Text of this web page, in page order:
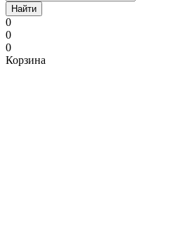
Найти
0
0
0
Корзина